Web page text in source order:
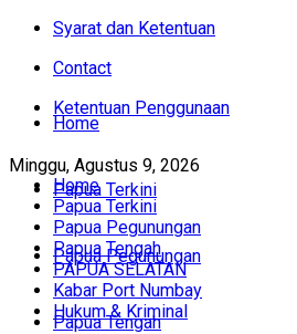
Syarat dan Ketentuan
Contact
Ketentuan Penggunaan
Minggu, Agustus 9, 2026
Home
Papua Terkini
Papua Pegunungan
Papua Tengah
Home
Papua Terkini
Papua Pegunungan
Papua Tengah
PAPUA SELATAN
Kabar Port Numbay
Hukum & Kriminal